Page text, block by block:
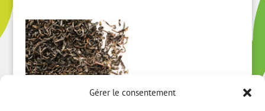
Gérer le consentement
8,50 €
à
76,50 €